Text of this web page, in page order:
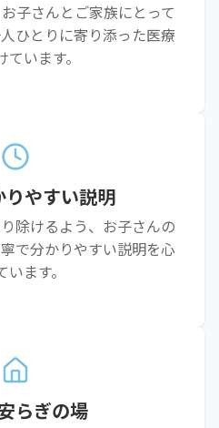
子さんとご家族にとって
ひとりに寄り添った医療
ています。
りやすい説明
除けるよう、お子さんの
で分かりやすい説明を心
ます。
らぎの場